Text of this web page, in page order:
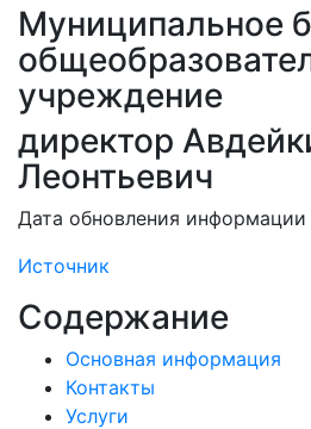
Муниципальное
учреждение
директор
Леонтьевич
Дата обновления информации
Источник
Содержание
Основная информация
Контакты
Услуги